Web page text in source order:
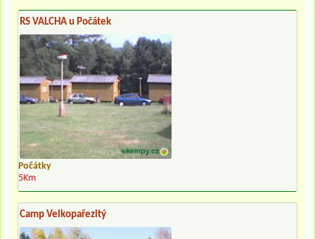
RS VALCHA u Počátek
Počátky
5Km
Camp Velkopařezitý